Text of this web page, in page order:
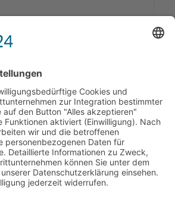
gemeinsame Entwicklung
und Eigenverantwortung der
was sie zu einem
Element erfolgreicher
Mediator bei Konflikten in Familie,